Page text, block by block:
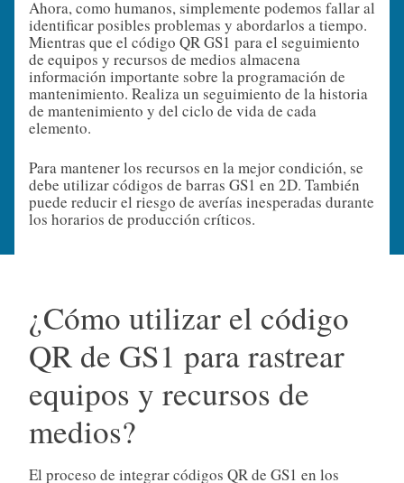
Ahora, como humanos, simplemente podemos fallar al
identificar posibles problemas y abordarlos a tiempo.
Mientras que el código QR GS1 para el seguimiento
de equipos y recursos de medios almacena
información importante sobre la programación de
mantenimiento. Realiza un seguimiento de la historia
de mantenimiento y del ciclo de vida de cada
elemento.
Para mantener los recursos en la mejor condición, se
debe utilizar códigos de barras GS1 en 2D. También
puede reducir el riesgo de averías inesperadas durante
los horarios de producción críticos.
¿Cómo utilizar el código
QR de GS1 para rastrear
equipos y recursos de
medios?
El proceso de integrar códigos QR de GS1 en los